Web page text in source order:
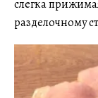
слегка
разделочному